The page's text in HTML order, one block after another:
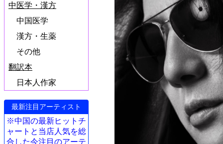
中医学・漢方
中国医学
漢方・生薬
その他
翻訳本
日本人作家
最新注目アーティスト
※中国の最新ヒットチ
ャートと当店人気を総
合した今注目のアーテ